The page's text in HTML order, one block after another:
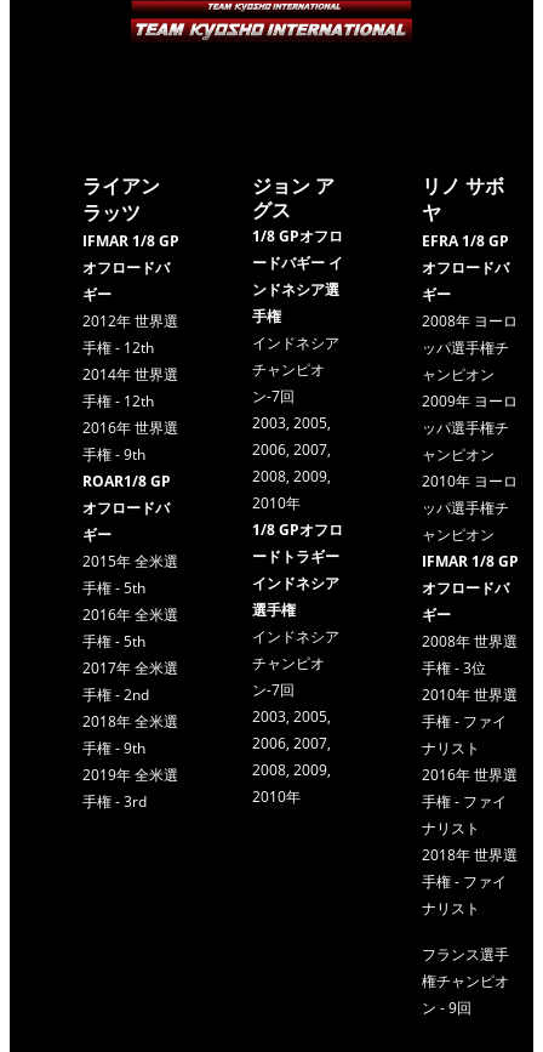
ライアン
ラッツ
IFMAR 1/8 GP
オフロードバ
ギー
2012年 世界選
手権 - 12th
2014年 世界選
手権 - 12th
2016年 世界選
手権 - 9th
ROAR1/8 GP
オフロードバ
ギー
2015年 全米選
手権 - 5th
2016年 全米選
手権 - 5th
2017年 全米選
手権 - 2nd
2018年 全米選
手権 - 9th
2019年 全米選
手権 - 3rd
ジョン ア
グス
1/8 GPオフロ
ードバギー イ
ンドネシア選
手権
インドネシア
チャンピオ
ン-7回
2003, 2005,
2006, 2007,
2008, 2009,
2010年
1/8 GPオフロ
ードトラギー
インドネシア
選手権
インドネシア
チャンピオ
ン-7回
2003, 2005,
2006, 2007,
2008, 2009,
2010年
リノ サボ
ヤ
EFRA 1/8 GP
オフロードバ
ギー
2008年 ヨーロ
ッパ選手権チ
ャンピオン
2009年 ヨーロ
ッパ選手権チ
ャンピオン
2010年 ヨーロ
ッパ選手権チ
ャンピオン
IFMAR 1/8 GP
オフロードバ
ギー
2008年 世界選
手権 - 3位
2010年 世界選
手権 - ファイ
ナリスト
2016年 世界選
手権 - ファイ
ナリスト
2018年 世界選
手権 - ファイ
ナリスト
フランス選手
権チャンピオ
ン - 9回